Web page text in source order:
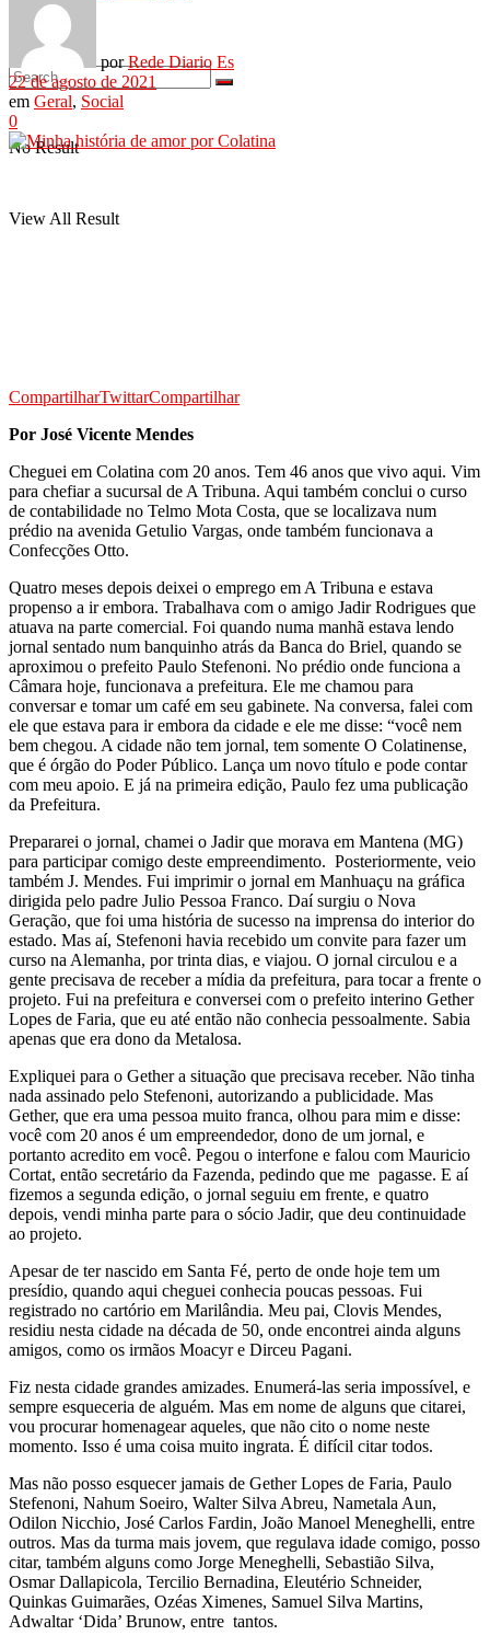
No Result
View All Result
por Rede Diario Es
22 de agosto de 2021
em Geral, Social
0
CompartilharTwittarCompartilhar
Por José Vicente Mendes
Cheguei em Colatina com 20 anos. Tem 46 anos que vivo aqui. Vim
para chefiar a sucursal de A Tribuna. Aqui também conclui o curso
de contabilidade no Telmo Mota Costa, que se localizava num
prédio na avenida Getulio Vargas, onde também funcionava a
Confecções Otto.
Quatro meses depois deixei o emprego em A Tribuna e estava
propenso a ir embora. Trabalhava com o amigo Jadir Rodrigues que
atuava na parte comercial. Foi quando numa manhã estava lendo
jornal sentado num banquinho atrás da Banca do Briel, quando se
aproximou o prefeito Paulo Stefenoni. No prédio onde funciona a
Câmara hoje, funcionava a prefeitura. Ele me chamou para
conversar e tomar um café em seu gabinete. Na conversa, falei com
ele que estava para ir embora da cidade e ele me disse: “você nem
bem chegou. A cidade não tem jornal, tem somente O Colatinense,
que é órgão do Poder Público. Lança um novo título e pode contar
com meu apoio. E já na primeira edição, Paulo fez uma publicação
da Prefeitura.
Prepararei o jornal, chamei o Jadir que morava em Mantena (MG)
para participar comigo deste empreendimento. Posteriormente, veio
também J. Mendes. Fui imprimir o jornal em Manhuaçu na gráfica
dirigida pelo padre Julio Pessoa Franco. Daí surgiu o Nova
Geração, que foi uma história de sucesso na imprensa do interior do
estado. Mas aí, Stefenoni havia recebido um convite para fazer um
curso na Alemanha, por trinta dias, e viajou. O jornal circulou e a
gente precisava de receber a mídia da prefeitura, para tocar a frente o
projeto. Fui na prefeitura e conversei com o prefeito interino Gether
Lopes de Faria, que eu até então não conhecia pessoalmente. Sabia
apenas que era dono da Metalosa.
Expliquei para o Gether a situação que precisava receber. Não tinha
nada assinado pelo Stefenoni, autorizando a publicidade. Mas
Gether, que era uma pessoa muito franca, olhou para mim e disse:
você com 20 anos é um empreendedor, dono de um jornal, e
portanto acredito em você. Pegou o interfone e falou com Mauricio
Cortat, então secretário da Fazenda, pedindo que me pagasse. E aí
fizemos a segunda edição, o jornal seguiu em frente, e quatro
depois, vendi minha parte para o sócio Jadir, que deu continuidade
ao projeto.
Apesar de ter nascido em Santa Fé, perto de onde hoje tem um
presídio, quando aqui cheguei conhecia poucas pessoas. Fui
registrado no cartório em Marilândia. Meu pai, Clovis Mendes,
residiu nesta cidade na década de 50, onde encontrei ainda alguns
amigos, como os irmãos Moacyr e Dirceu Pagani.
Fiz nesta cidade grandes amizades. Enumerá-las seria impossível, e
sempre esqueceria de alguém. Mas em nome de alguns que citarei,
vou procurar homenagear aqueles, que não cito o nome neste
momento. Isso é uma coisa muito ingrata. É difícil citar todos.
Mas não posso esquecer jamais de Gether Lopes de Faria, Paulo
Stefenoni, Nahum Soeiro, Walter Silva Abreu, Nametala Aun,
Odilon Nicchio, José Carlos Fardin, João Manoel Meneghelli, entre
outros. Mas da turma mais jovem, que regulava idade comigo, posso
citar, também alguns como Jorge Meneghelli, Sebastião Silva,
Osmar Dallapicola, Tercilio Bernadina, Eleutério Schneider,
Quinkas Guimarães, Ozéas Ximenes, Samuel Silva Martins,
Adwaltar ‘Dida’ Brunow, entre tantos.